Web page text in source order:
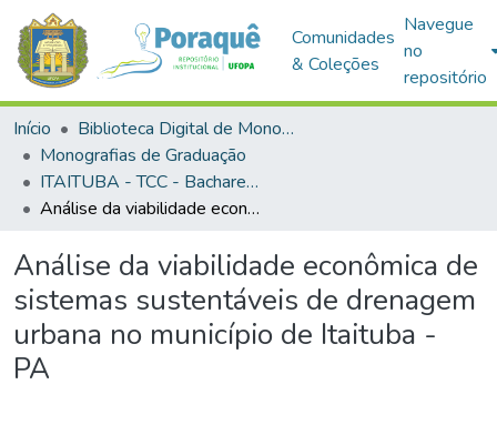
Comunidades
& Coleções
Navegue
no
repositório
Início
Biblioteca Digital de Monografias (BDM)
Monografias de Graduação
ITAITUBA - TCC - Bacharelado em Engenharia Civil
Análise da viabilidade econômica de sistemas sustentáveis de drenagem urbana no município de Itaituba - PA
Análise da viabilidade econômica de
sistemas sustentáveis de drenagem
urbana no município de Itaituba -
PA